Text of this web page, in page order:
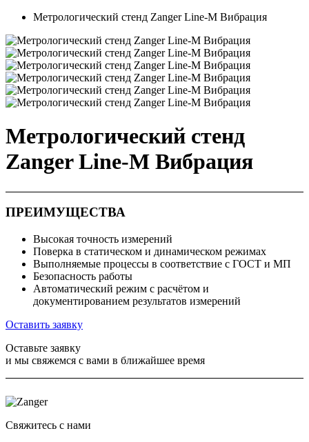
Метрологический стенд Zanger Line-M Вибрация
Метрологический стенд
Zanger Line-M Вибрация
ПРЕИМУЩЕСТВА
Высокая точность измерений
Поверка в статическом и динамическом режимах
Выполняемые процессы в соответствие с ГОСТ и МП
Безопасность работы
Автоматический режим с расчётом и
документированием результатов измерений
Оставить заявку
Оставьте заявку
и мы свяжемся с вами в ближайшее время
Свяжитесь с нами